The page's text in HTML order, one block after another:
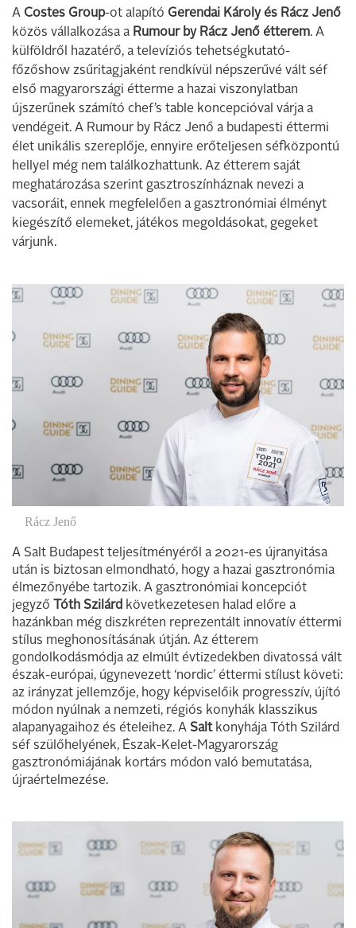
A Costes Group-ot alapító Gerendai Károly és Rácz Jenő
közös vállalkozása a Rumour by Rácz Jenő étterem. A
külföldről hazatérő, a televíziós tehetségkutató-
főzőshow zsűritagjaként rendkívül népszerűvé vált séf
első magyarországi étterme a hazai viszonylatban
újszerűnek számító chef’s table koncepcióval várja a
vendégeit. A Rumour by Rácz Jenő a budapesti éttermi
élet unikális szereplője, ennyire erőteljesen séfközpontú
hellyel még nem találkozhattunk. Az étterem saját
meghatározása szerint gasztroszínháznak nevezi a
vacsoráit, ennek megfelelően a gasztronómiai élményt
kiegészítő elemeket, játékos megoldásokat, gegeket
várjunk.
Rácz Jenő
A Salt Budapest teljesítményéről a 2021-es újranyitása
után is biztosan elmondható, hogy a hazai gasztronómia
élmezőnyébe tartozik. A gasztronómiai koncepciót
jegyző Tóth Szilárd következetesen halad előre a
hazánkban még diszkréten reprezentált innovatív éttermi
stílus meghonosításának útján. Az étterem
gondolkodásmódja az elmúlt évtizedekben divatossá vált
észak-európai, úgynevezett ‘nordic’ éttermi stílust követi:
az irányzat jellemzője, hogy képviselőik progresszív, újító
módon nyúlnak a nemzeti, régiós konyhák klasszikus
alapanyagaihoz és ételeihez. A Saltkonyhája Tóth Szilárd
séf szülőhelyének, Észak-Kelet-Magyarország
gasztronómiájának kortárs módon való bemutatása,
újraértelmezése.